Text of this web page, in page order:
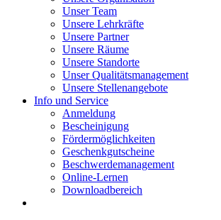
Unser Team
Unsere Lehrkräfte
Unsere Partner
Unsere Räume
Unsere Standorte
Unser Qualitätsmanagement
Unsere Stellenangebote
Info und Service
Anmeldung
Bescheinigung
Fördermöglichkeiten
Geschenkgutscheine
Beschwerdemanagement
Online-Lernen
Downloadbereich